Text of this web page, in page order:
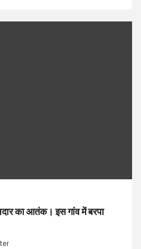
का आतंक। इस गांव में बरपा